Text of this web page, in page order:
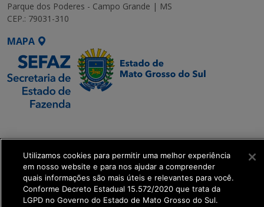
Parque dos Poderes - Campo Grande | MS
CEP.: 79031-310
MAPA
Executiva de
Transformação Digital
get_footer();
Utilizamos cookies para permitir uma melhor experiência
em nosso website e para nos ajudar a compreender
quais informações são mais úteis e relevantes para você.
Conforme Decreto Estadual 15.572/2020 que trata da
LGPD no Governo do Estado de Mato Grosso do Sul.